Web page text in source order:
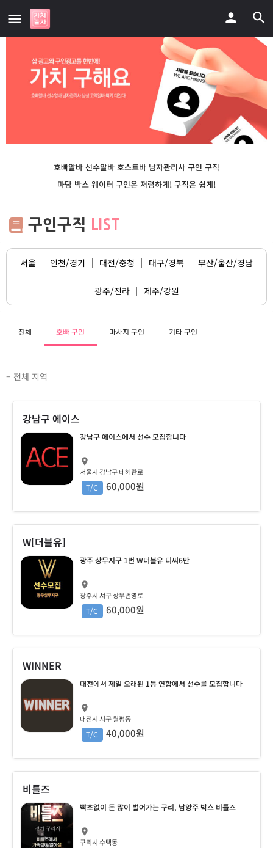
호빠알바 선수알바 호스트바 남자관리사 구인 구직
마담 박스 웨이터 구인은 저렴하게! 구직은 쉽게!
구인구직 LIST
서울 인천/경기 대전/충청 대구/경북 부산/울산/경남
광주/전라 제주/강원
전체 호빠 구인 마사지 구인 기타 구인
– 전체 지역
강남구 에이스
강남구 에이스에서 선수 모집합니다
서울시 강남구 테헤란로
T/C 60,000원
W[더블유]
광주 상무지구 1번 W더블유 티씨6만
광주시 서구 상무번영로
T/C 60,000원
WINNER
대전에서 제일 오래된 1등 연합에서 선수를 모집합니다
대전시 서구 월평동
T/C 40,000원
비틀즈
빡초없이 돈 많이 벌어가는 구리, 남양주 박스 비틀즈
구리시 수택동